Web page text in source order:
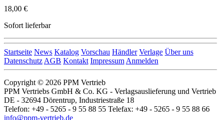
18,00 €
Sofort lieferbar
Startseite News Katalog Vorschau Händler Verlage Über uns
Datenschutz AGB Kontakt Impressum Anmelden
Copyright © 2026 PPM Vertrieb
PPM Vertriebs GmbH & Co. KG - Verlagsauslieferung und Vertrieb
DE - 32694 Dörentrup, Industriestraße 18
Telefon: +49 - 5265 - 9 55 88 55 Telefax: +49 - 5265 - 9 55 88 66
info@ppm-vertrieb.de